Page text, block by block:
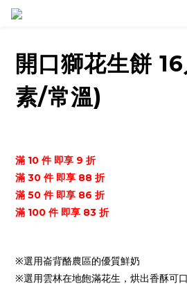
開口獅花生餅
素/常溫)
滿 10 件 即享 9 折
滿 30 件 即享 88 折
滿 50 件 即享 86 折
滿 100 件 即享 83 折
※選用崙背酪農區的優質鮮奶
※選用雲林在地飽滿花生，烘出香酥可口